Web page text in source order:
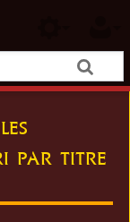
par titre